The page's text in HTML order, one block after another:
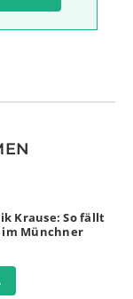
Krause: So fällt
im Münchner